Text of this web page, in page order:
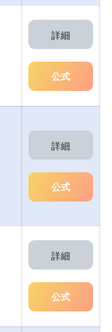
詳細
公式
詳細
公式
詳細
公式